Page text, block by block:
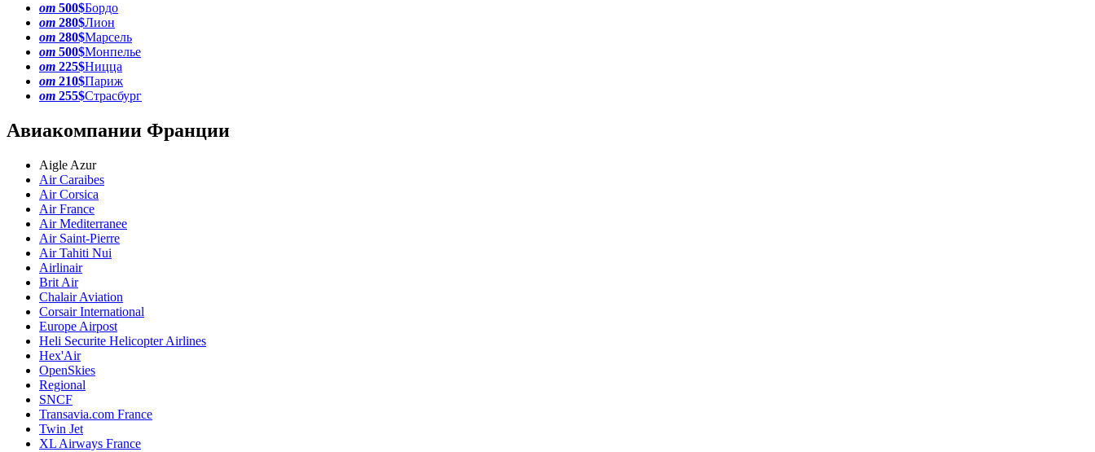
от 500$Бордо
от 280$Лион
от 280$Марсель
от 500$Монпелье
от 225$Ницца
от 210$Париж
от 255$Страсбург
Авиакомпании Франции
Aigle Azur
Air Caraibes
Air Corsica
Air France
Air Mediterranee
Air Saint-Pierre
Air Tahiti Nui
Airlinair
Brit Air
Chalair Aviation
Corsair International
Europe Airpost
Heli Securite Helicopter Airlines
Hex'Air
OpenSkies
Regional
SNCF
Transavia.com France
Twin Jet
XL Airways France